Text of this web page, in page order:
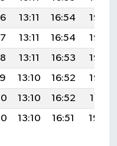
13:11 16:54
19:56
13:11 16:54
19:55
13:11 16:53
19:53
13:10 16:52
19:52
13:10 16:52
19:51
13:10 16:51 19:49